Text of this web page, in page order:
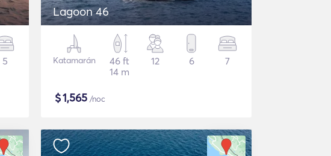
5
Lagoon 46
Katamarán
46 ft
14 m
12 6 7
$1,565 /noc